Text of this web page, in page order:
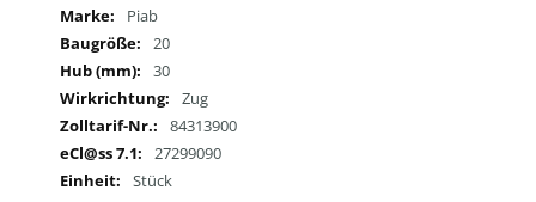
Informationen
Piab
20
30
Zug
84313900
27299090
Stück